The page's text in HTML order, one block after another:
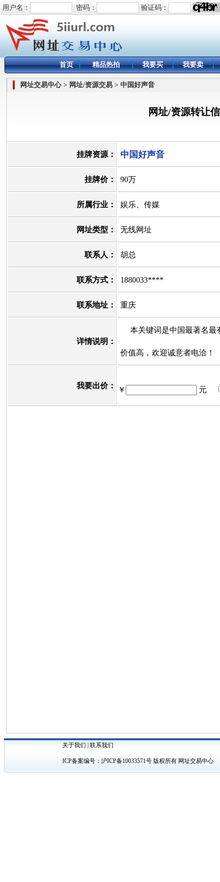
用户名： 密码： 验证码：
首页 精品热拍 我要买 我要卖
网址交易中心 > 网址/资源交易 > 中国好声音
网址/资源转让
挂牌资源： 中国好声音
挂牌价： 90万
所属行业： 娱乐、传媒
网址类型： 无线网址
联系人： 胡总
联系方式： 1880033****
联系地址： 重庆
详情说明：
本关键词是中国最著名最
价值高，欢迎诚意者电洽！
我要出价： ￥ 元
关于我们 |联系我们
ICP备案编号：沪ICP备10033571号 版权所有 网址交易中心